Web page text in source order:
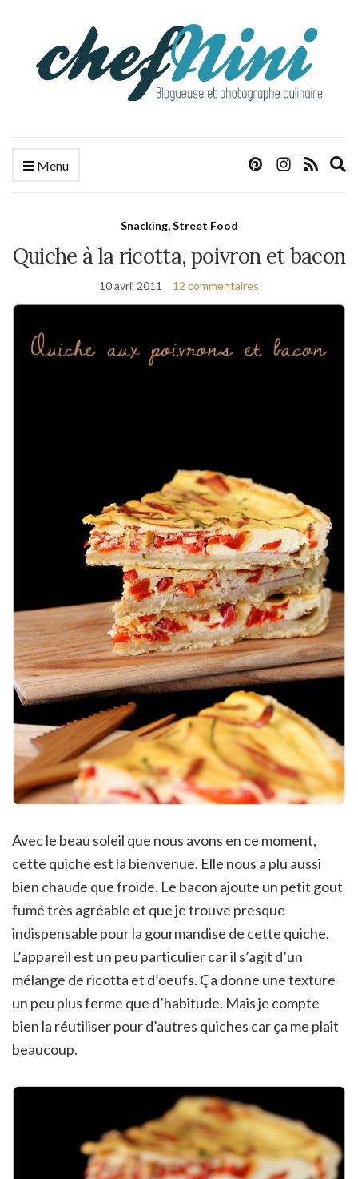
Menu
Snacking, Street Food
Quiche à la ricotta, poivron et bacon
10 avril 2011 12 commentaires
Avec le beau soleil que nous avons en ce moment,
cette quiche est la bienvenue. Elle nous a plu aussi
bien chaude que froide. Le bacon ajoute un petit gout
fumé très agréable et que je trouve presque
indispensable pour la gourmandise de cette quiche.
L’appareil est un peu particulier car il s’agit d’un
mélange de ricotta et d’oeufs. Ça donne une texture
un peu plus ferme que d’habitude. Mais je compte
bien la réutiliser pour d’autres quiches car ça me plait
beaucoup.